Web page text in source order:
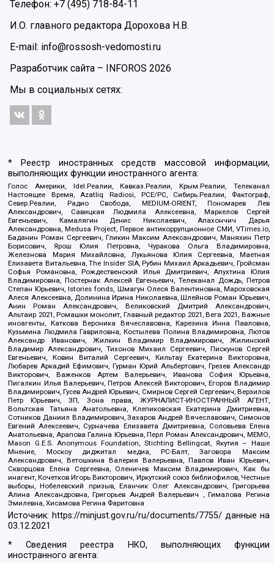
Телефон: +7 (495) 718-84-11
И.О. главного редактора Дорохова Н.В.
E-mail: info@rossosh-vedomosti.ru
Разработчик сайта – INFOROS 2026
Мы в социальных сетях:
* Реестр иностранных средств массовой информации,
выполняющих функции иностранного агента:
Голос Америки, Idel.Реалии, Кавказ.Реалии, Крым.Реалии, Телеканал
Настоящее Время, Azatliq Radiosi, PCE/PC, Сибирь.Реалии, Фактограф,
Север.Реалии, Радио Свобода, MEDIUM-ORIENT, Пономарев Лев
Александрович, Савицкая Людмила Алексеевна, Маркелов Сергей
Евгеньевич, Камалягин Денис Николаевич, Апахончич Дарья
Александровна, Medusa Project, Первое антикоррупционное СМИ, VTimes.io,
Баданин Роман Сергеевич, Гликин Максим Александрович, Маняхин Петр
Борисович, Ярош Юлия Петровна, Чуракова Ольга Владимировна,
Железнова Мария Михайловна, Лукьянова Юлия Сергеевна, Маетная
Елизавета Витальевна, The Insider SIA, Рубин Михаил Аркадьевич, Гройсман
Софья Романовна, Рождественский Илья Дмитриевич, Апухтина Юлия
Владимировна, Постернак Алексей Евгеньевич, Телеканал Дождь, Петров
Степан Юрьевич, Istories fonds, Шмагун Олеся Валентиновна, Мароховская
Алеся Алексеевна, Долинина Ирина Николаевна, Шлейнов Роман Юрьевич,
Анин Роман Александрович, Великовский Дмитрий Александрович,
Альтаир 2021, Ромашки монолит, Главный редактор 2021, Вега 2021, Важные
иноагенты, Каткова Вероника Вячеславовна, Карезина Инна Павловна,
Кузьмина Людмила Гавриловна, Костылева Полина Владимировна, Лютов
Александр Иванович, Жилкин Владимир Владимирович, Жилинский
Владимир Александрович, Тихонов Михаил Сергеевич, Пискунов Сергей
Евгеньевич, Ковин Виталий Сергеевич, Кильтау Екатерина Викторовна,
Любарев Аркадий Ефимович, Гурман Юрий Альбертович, Грезев Александр
Викторович, Важенков Артем Валерьевич, Иванова София Юрьевна,
Пигалкин Илья Валерьевич, Петров Алексей Викторович, Егоров Владимир
Владимирович, Гусев Андрей Юрьевич, Смирнов Сергей Сергеевич, Верзилов
Петр Юрьевич, ЗП, Зона права, ЖУРНАЛИСТ-ИНОСТРАННЫЙ АГЕНТ,
Вольтская Татьяна Анатольевна, Клепиковская Екатерина Дмитриевна,
Сотников Даниил Владимирович, Захаров Андрей Вячеславович, Симонов
Евгений Алексеевич, Сурначева Елизавета Дмитриевна, Соловьева Елена
Анатольевна, Арапова Галина Юрьевна, Перл Роман Александрович, МЕМО,
Mason G.E.S. Anonymous Foundation, Stichting Bellingcat, Якутия – Наше
Мнение, Москоу диджитал медиа, РС-Балт, Заговора Максим
Александрович, Ветошкина Валерия Валерьевна, Павлов Иван Юрьевич,
Скворцова Елена Сергеевна, Оленичев Максим Владимирович, Как бы
инагент, Кочетков Игорь Викторович, Иркутский союз библиофилов, Честные
выборы, Нобелевский призыв, Еланчик Олег Александрович, Григорьева
Алина Александровна, Григорьев Андрей Валерьевич , Гималова Регина
Эмилевна, Хисамова Регина Фаритовна
Источник: https://minjust.gov.ru/ru/documents/7755/ данные на
03.12.2021
* Сведения реестра НКО, выполняющих функции
иностранного агента: